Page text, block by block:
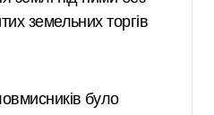
земельних торгів
було